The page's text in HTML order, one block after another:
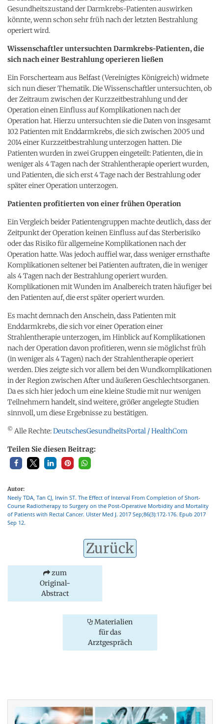
Gesundheitszustand der Darmkrebs-Patienten auswirken
könnte, wenn schon sehr früh nach der letzten Bestrahlung
operiert wird.
Wissenschaftler untersuchten Darmkrebs-Patienten, die
sich nach einer Bestrahlung operieren ließen
Ein Forscherteam aus Belfast (Vereinigtes Königreich) widmete
sich nun dieser Thematik. Die Wissenschaftler untersuchten, ob
der Zeitraum zwischen der Kurzzeitbestrahlung und der
Operation einen Einfluss auf Komplikationen nach der
Operation hat. Hierzu untersuchten sie die Daten von insgesamt
102 Patienten mit Enddarmkrebs, die sich zwischen 2005 und
2014 einer Kurzzeitbestrahlung unterzogen hatten. Die
Patienten wurden in zwei Gruppen eingeteilt: Patienten, die in
weniger als 4 Tagen nach der Strahlentherapie operiert wurden,
und Patienten, die sich erst 4 Tage nach der Bestrahlung oder
später einer Operation unterzogen.
Patienten profitierten von einer frühen Operation
Ein Vergleich beider Patientengruppen machte deutlich, dass der
Zeitpunkt der Operation keinen Einfluss auf das Sterberisiko
oder das Risiko für allgemeine Komplikationen nach der
Operation hatte. Was jedoch auffiel war, dass weniger ernsthafte
Komplikationen seltener bei Patienten auftraten, die in weniger
als 4 Tagen nach der Bestrahlung operiert wurden.
Komplikationen mit Wunden im Analbereich traten häufiger bei
den Patienten auf, die erst später operiert wurden.
Es macht demnach den Anschein, dass Patienten mit
Enddarmkrebs, die sich vor einer Operation einer
Strahlentherapie unterzogen, im Hinblick auf Komplikationen
nach der Operation davon profitieren, wenn sie möglichst früh
(in weniger als 4 Tagen) nach der Strahlentherapie operiert
werden. Dies zeigte sich vor allem bei den Wundkomplikationen
in der Region zwischen After und äußeren Geschlechtsorganen.
Da es sich hier jedoch um eine kleine Studie mit nur wenigen
Teilnehmern handelt, sind weitere, größer angelegte Studien
sinnvoll, um diese Ergebnisse zu bestätigen.
© Alle Rechte:DeutschesGesundheitsPortal / HealthCom
Teilen Sie diesen Beitrag:
Autor:
Neely TDA, Tan CJ, Irwin ST. The Effect of Interval From Completion of Short-
Course Radiotherapy to Surgery on the Post-Operative Morbidity and Mortality
of Patients with Rectal Cancer. Ulster Med J. 2017 Sep;86(3):172-176. Epub 2017
Sep 12.
Zurück
zum
Original-
Abstract
Materialien
für das
Arztgespräch